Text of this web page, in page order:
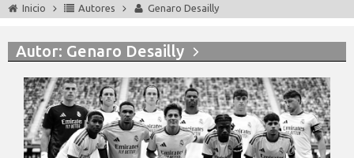
Inicio Autores Genaro Desailly
Autor: Genaro Desailly